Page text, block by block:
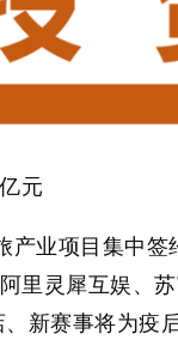
元
产业项目集中签
里灵犀互娱、
、新赛事将为疫